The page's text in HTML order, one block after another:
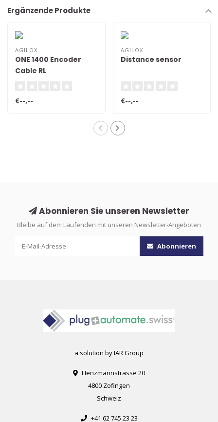
Ergänzende Produkte
AGILOX
ONE 1400 Encoder
Cable RL
€--,--
AGILOX
Distance sensor
€--,--
Abonnieren Sie unseren Newsletter
Bleibe auf dem Laufenden mit unseren Newsletter-Angeboten
Abonnieren
a solution by IAR Group
Henzmannstrasse 20
4800 Zofingen
Schweiz
+41 62 745 23 23